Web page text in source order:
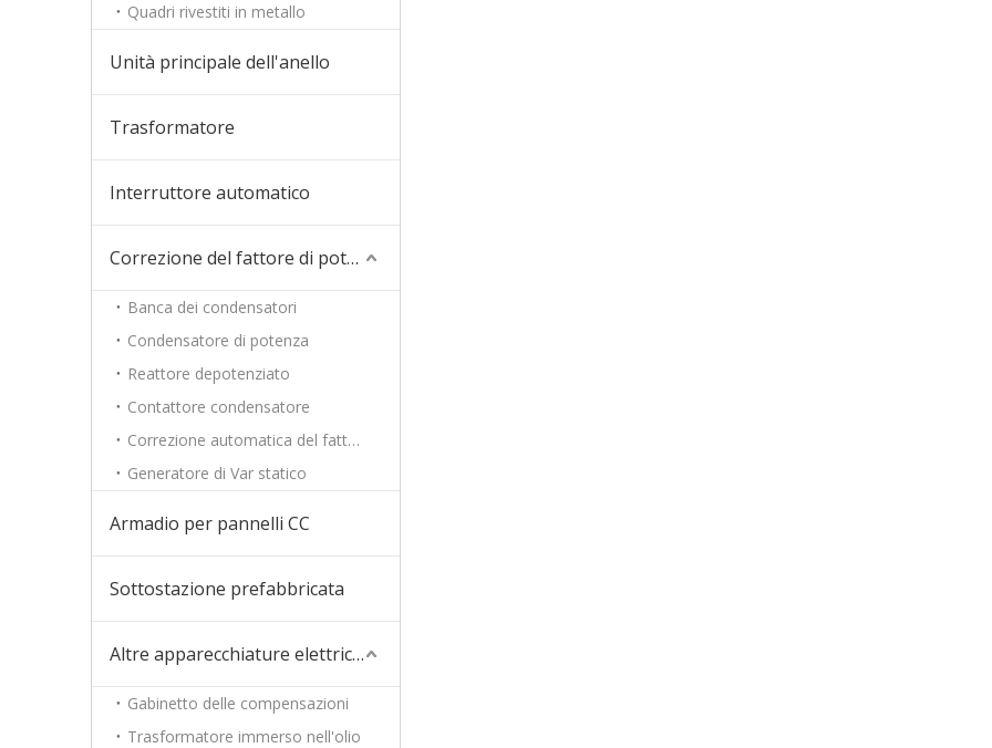
Quadri rivestiti in metallo
Unità principale dell'anello
Trasformatore
Interruttore automatico
Correzione del fattore di potenza
Banca dei condensatori
Condensatore di potenza
Reattore depotenziato
Contattore condensatore
Correzione automatica del fattore di potenza
Generatore di Var statico
Armadio per pannelli CC
Sottostazione prefabbricata
Altre apparecchiature elettriche
Gabinetto delle compensazioni
Trasformatore immerso nell'olio